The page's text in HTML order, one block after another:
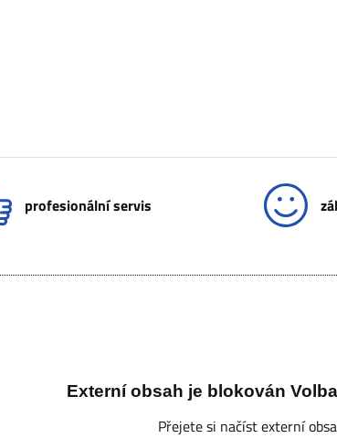
profesionální servis
Externí obsah je blokován
Přejete si načíst externí